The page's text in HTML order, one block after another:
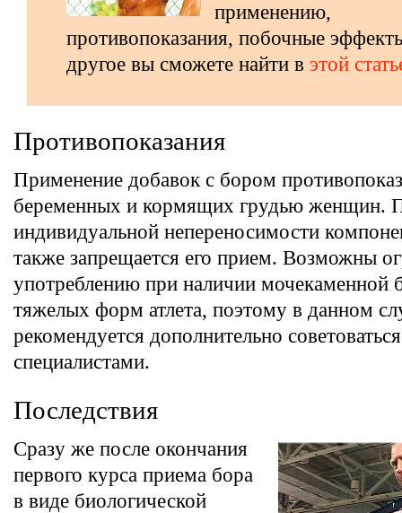
применению,
противопоказания, побочные
другое вы сможете найти в этой
Противопоказания
Применение добавок с бором
беременных и кормящих грудью женщин.
индивидуальной непереносимости
также запрещается его прием. Возможны
употреблению при наличии мочекаменной
тяжелых форм атлета, поэтому в данном
рекомендуется дополнительно
специалистами.
Последствия
Сразу же после окончания
первого курса приема бора
в виде биологической